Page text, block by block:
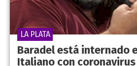
Baradel está internado
Italiano con coronavirus
LA PLATA